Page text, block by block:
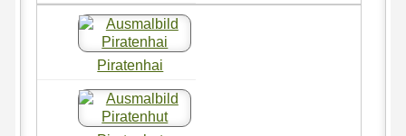
Piratenhai